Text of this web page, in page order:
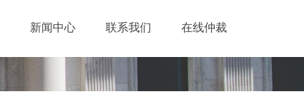
新闻中心 联系我们 在线仲裁